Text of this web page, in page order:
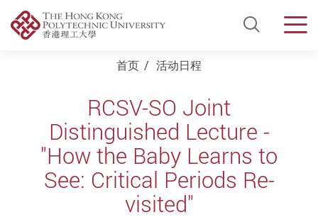
Open
首页 活动日程
RCSV-SO Joint
Distinguished Lecture -
"How the Baby Learns to
See: Critical Periods Re-
visited"